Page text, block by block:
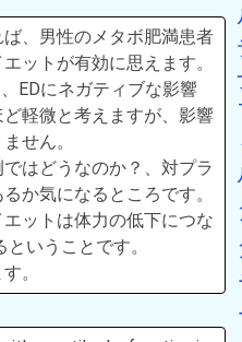
、男性のメタボ肥満患者
ットが有効に思えます。
EDにネガティブな影響
軽微と考えますが、影響
せん。
はどうなのか？、対プラ
か気になるところです。
ットは体力の低下につな
いうことです。
。